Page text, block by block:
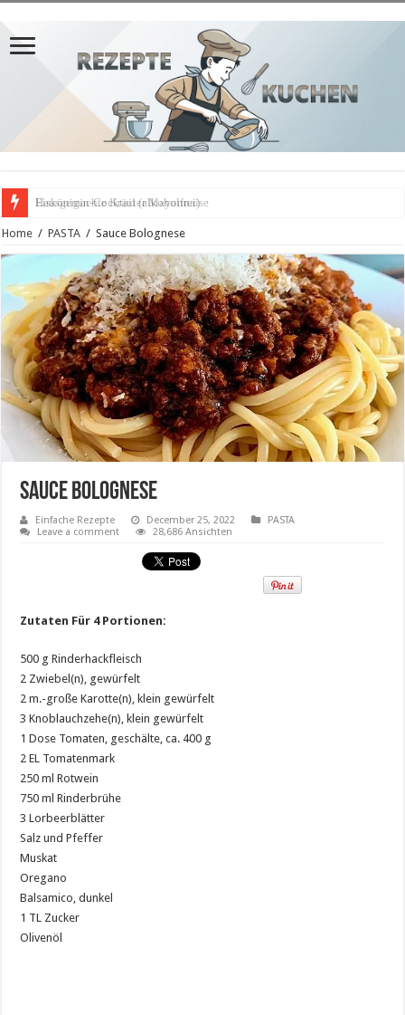
Hausgemachte Kräuter Mayonnaise
Home / PASTA / Sauce Bolognese
Sauce Bolognese
Einfache Rezepte December 25, 2022
PASTA
Leave a comment
28,686 Ansichten
Zutaten Für 4 Portionen:
500 g Rinderhackfleisch
2 Zwiebel(n), gewürfelt
2 m.-große Karotte(n), klein gewürfelt
3 Knoblauchzehe(n), klein gewürfelt
1 Dose Tomaten, geschälte, ca. 400 g
2 EL Tomatenmark
250 ml Rotwein
750 ml Rinderbrühe
3 Lorbeerblätter
Salz und Pfeffer
Muskat
Oregano
Balsamico, dunkel
1 TL Zucker
Olivenöl